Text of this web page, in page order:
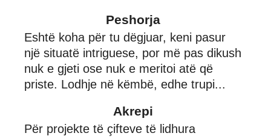
Peshorja
Eshtë koha për tu dëgjuar, keni pasur
një situatë intriguese, por më pas dikush
nuk e gjeti ose nuk e meritoi atë që
priste. Lodhje në këmbë, edhe trupi...
Akrepi
Për projekte të çifteve të lidhura